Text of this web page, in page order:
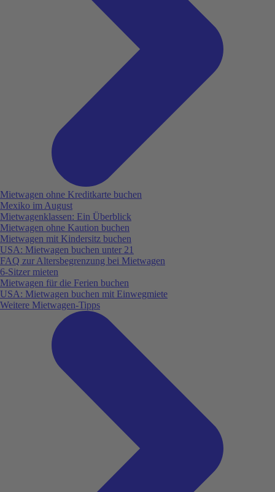
Mietwagen ohne Kreditkarte buchen
Mexiko im August
Mietwagenklassen: Ein Überblick
Mietwagen ohne Kaution buchen
Mietwagen mit Kindersitz buchen
USA: Mietwagen buchen unter 21
FAQ zur Altersbegrenzung bei Mietwagen
6-Sitzer mieten
Mietwagen für die Ferien buchen
USA: Mietwagen buchen mit Einwegmiete
Weitere Mietwagen-Tipps